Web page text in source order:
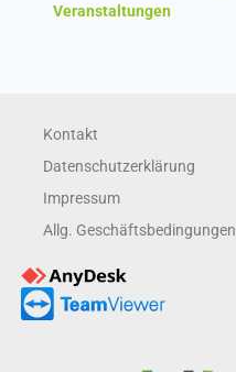
Veranstaltungen
Kontakt
Datenschutzerklärung
Impressum
Allg. Geschäftsbedingungen